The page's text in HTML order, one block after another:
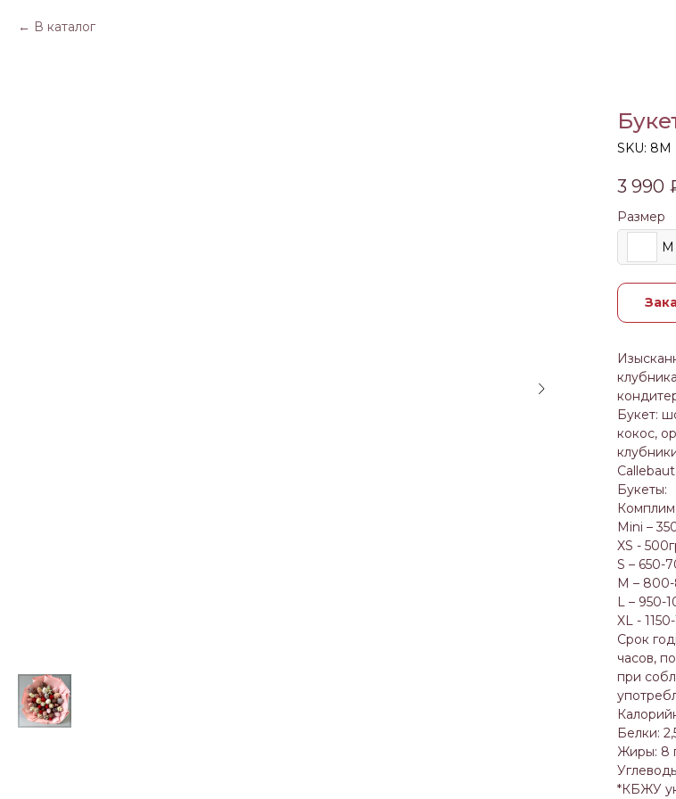
В каталог
SKU: 8M
3 990
Размер
Букет:
кокос,
Callebaut.
Букеты:
Mini –
XS -
S – 650-
M –
L – 950-
XL -
Срок
часов,
при
Белки:
Жиры: 8
*КБЖУ